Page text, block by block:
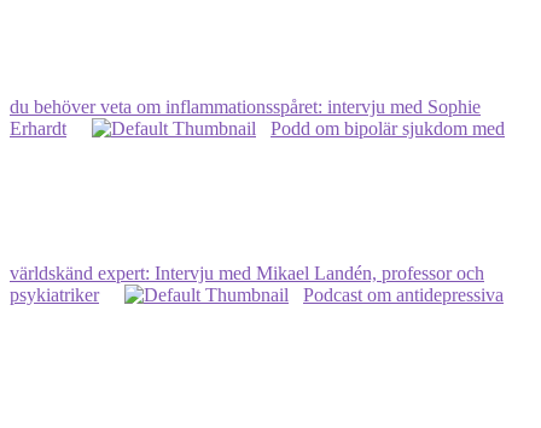
du behöver veta om inflammationsspåret: intervju med Sophie
Erhardt
Podd om bipolär sjukdom med
världskänd expert: Intervju med Mikael Landén, professor och
psykiatriker
Podcast om antidepressiva